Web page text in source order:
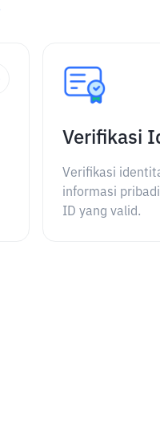
Verifikasi
Verifikasi
informasi
ID yang valid.